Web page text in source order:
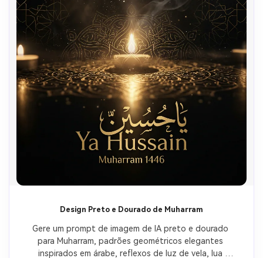
Design Preto e Dourado de Muharram
Gere um prompt de imagem de IA preto e dourado
para Muharram, padrões geométricos elegantes
inspirados em árabe, reflexos de luz de vela, lua